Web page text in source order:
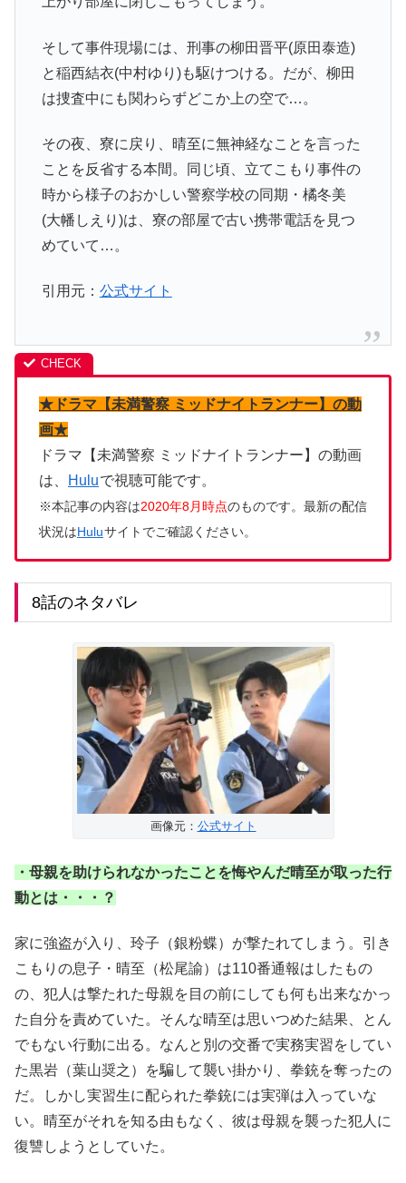
そして事件現場には、刑事の柳田晋平(原田泰造)
と稲西結衣(中村ゆり)も駆けつける。だが、柳田
は捜査中にも関わらずどこか上の空で…。
その夜、寮に戻り、晴至に無神経なことを言った
ことを反省する本間。同じ頃、立てこもり事件の
時から様子のおかしい警察学校の同期・橘冬美
(大幡しえり)は、寮の部屋で古い携帯電話を見つ
めていて…。
引用元： 公式サイト
★ドラマ【未満警察 ミッドナイトランナー】の動
画★
ドラマ【未満警察 ミッドナイトランナー】の動画
は、
Huluで視聴可能です。
※本記事の内容は2020年8月時点のものです。最新の配信
状況はHuluサイトでご確認ください。
8話のネタバレ
画像元： 公式サイト
・母親を助けられなかったことを悔やんだ晴至が取った行
動とは・・・？
家に強盗が入り、玲子（銀粉蝶）が撃たれてしまう。引き
こもりの息子・晴至（松尾諭）は110番通報はしたもの
の、犯人は撃たれた母親を目の前にしても何も出来なかっ
た自分を責めていた。そんな晴至は思いつめた結果、とん
でもない行動に出る。なんと別の交番で実務実習をしてい
た黒岩（葉山奨之）を騙して襲い掛かり、拳銃を奪ったの
だ。しかし実習生に配られた拳銃には実弾は入っていな
い。晴至がそれを知る由もなく、彼は母親を襲った犯人に
復讐しようとしていた。